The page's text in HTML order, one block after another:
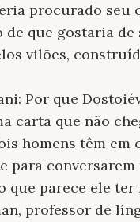
procurado seu
de que gostaria
vilões,
Por que
carta que não
homens têm em
para
que parece ele
professor de